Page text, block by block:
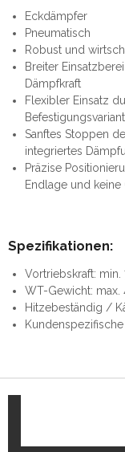
Eckdämpfer
Pneumatisch
Robust und
Breiter
Dämpfkraft
Flexibler Einsatz
Sanftes Stoppen
integriertes
Präzise
Endlage und
Spezifikationen:
Vortriebskraft: min.
WT-Gewicht:
Hitzebeständig /